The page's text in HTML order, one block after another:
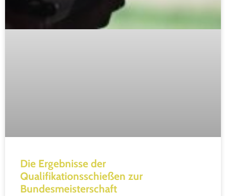
Die Ergebnisse der
Qualifikationsschießen zur
Bundesmeisterschaft